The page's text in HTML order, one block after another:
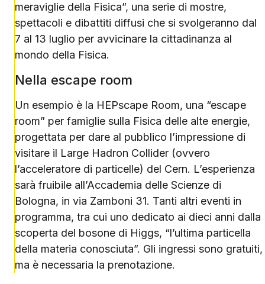
meraviglie della Fisica”, una serie di mostre,
spettacoli e dibattiti diffusi che si svolgeranno dal
7 al 13 luglio per avvicinare la cittadinanza al
mondo della Fisica.
Nella escape room
Un esempio è la HEPscape Room, una “escape
room” per famiglie sulla Fisica delle alte energie,
progettata per dare al pubblico l’impressione di
visitare il Large Hadron Collider (ovvero
l’acceleratore di particelle) del Cern. L’esperienza
sarà fruibile all’Accademia delle Scienze di
Bologna, in via Zamboni 31. Tanti altri eventi in
programma, tra cui uno dedicato ai dieci anni dalla
scoperta del bosone di Higgs, “l’ultima particella
della materia conosciuta”. Gli ingressi sono gratuiti,
ma è necessaria la prenotazione.